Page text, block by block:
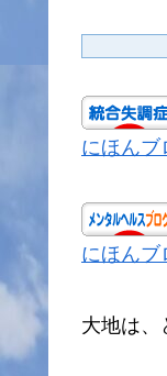
にほんブ
にほんブ
大地は、